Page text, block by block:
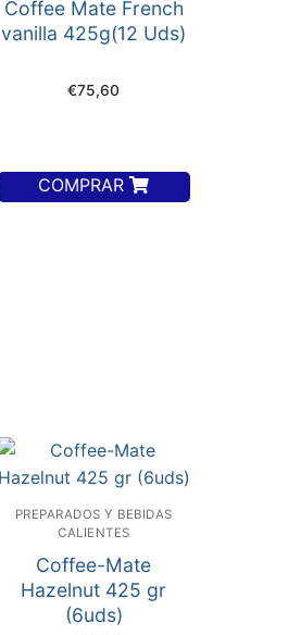
Coffee Mate French
vanilla 425g(12 Uds)
€75,60
COMPRAR
PREPARADOS Y BEBIDAS
CALIENTES
Coffee-Mate
Hazelnut 425 gr
(6uds)